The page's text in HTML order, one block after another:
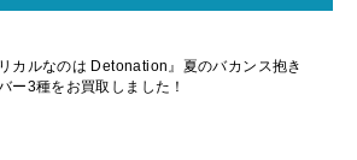
リカルなのは Detonation』夏のバカンス抱き
ー3種をお買取しました！